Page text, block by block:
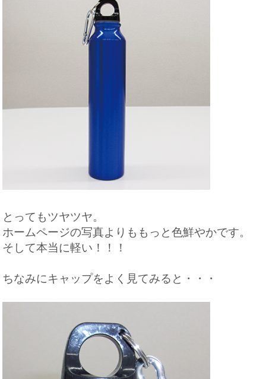
とってもツヤツヤ。
ホームページの写真よりももっと色鮮やかです。
そして本当に軽い！！！
ちなみにキャップをよく見てみると・・・